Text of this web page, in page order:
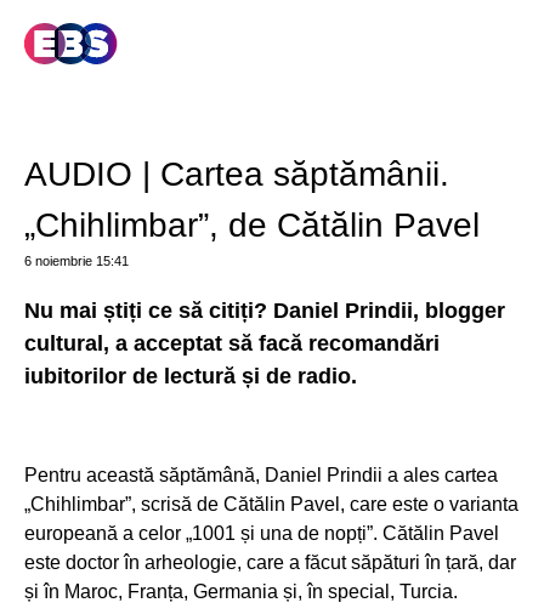
AUDIO | Cartea săptămânii.
„Chihlimbar”, de Cătălin Pavel
6 noiembrie 15:41
Nu mai știți ce să citiți? Daniel Prindii, blogger
cultural, a acceptat să facă recomandări
iubitorilor de lectură și de radio.
Pentru această săptămână, Daniel Prindii a ales cartea
„Chihlimbar”, scrisă de Cătălin Pavel, care este o varianta
europeană a celor „1001 și una de nopți”. Cătălin Pavel
este doctor în arheologie, care a făcut săpături în țară, dar
și în Maroc, Franța, Germania și, în special, Turcia.